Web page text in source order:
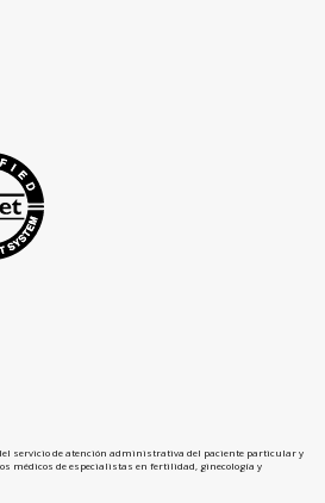
servicio de atención administrativa del paciente particular y
médicos de especialistas en fertilidad, ginecología y